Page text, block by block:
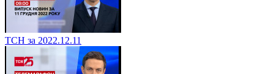
ТСН за 2022.12.11